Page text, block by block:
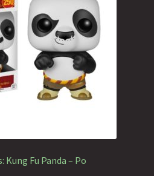
Kung Fu Panda – Po